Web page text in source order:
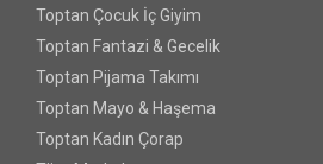
Toptan Çocuk İç Giyim
Toptan Fantazi & Gecelik
Toptan Pijama Takımı
Toptan Mayo & Haşema
Toptan Kadın Çorap